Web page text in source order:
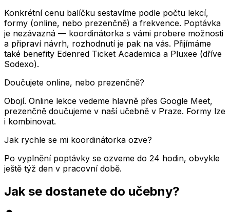
Konkrétní cenu balíčku sestavíme podle počtu lekcí,
formy (online, nebo prezenčně) a frekvence. Poptávka
je nezávazná — koordinátorka s vámi probere možnosti
a připraví návrh, rozhodnutí je pak na vás. Přijímáme
také benefity Edenred Ticket Academica a Pluxee (dříve
Sodexo).
Doučujete online, nebo prezenčně?
Obojí. Online lekce vedeme hlavně přes Google Meet,
prezenčně doučujeme v naší učebně v Praze. Formy lze
i kombinovat.
Jak rychle se mi koordinátorka ozve?
Po vyplnění poptávky se ozveme do 24 hodin, obvykle
ještě týž den v pracovní době.
Jak se dostanete do učebny?